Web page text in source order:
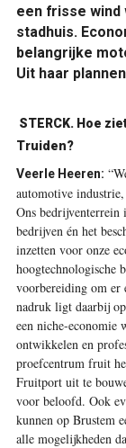
een frisse wind
stadhuis.
belangrijke
Uit haar
STERCK. Hoe
Truiden?
Veerle Heeren:
automotive
Ons
bedrijven én het
inzetten voor onze
hoogtechnologische
voorbereiding om er
nadruk ligt daarbij
een niche-economie
ontwikkelen en
proefcentrum fruit
Fruitport uit te
voor beloofd. Ook
kunnen op Brustem
alle mogelijkheden